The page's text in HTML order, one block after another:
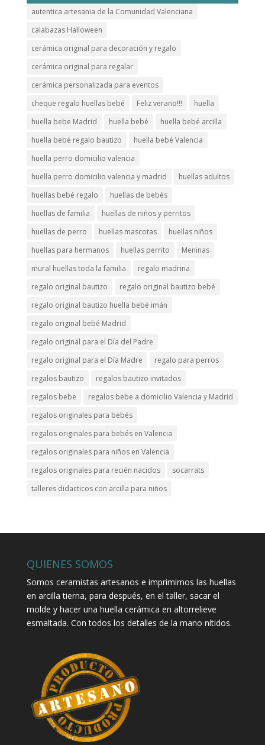
autentica artesania de la Comunidad Valenciana
calabazas Halloween
cerámica original para decoración y regalo
cerámica original para regalar
cerámica personalizada para eventos
cheque regalo huellas bebé
Feliz verano!!!
huella
huella bebe Madrid
huella bebé
huella bebé arcilla
huella bebé regalo bautizo
huella bebé Valencia
huella perro domicilio valencia
huella perro domicilio valencia y madrid
huellas adultos
huellas bebé regalo
huellas de bebés
huellas de familia
huellas de niños y perritos
huellas de perro
huellas mascotas
huellas niños
huellas para hermanos
huellas perrito
Meninas
mural huellas toda la familia
regalo madrina
regalo original bautizo
regalo original bautizo bebé
regalo original bautizo huella bebé imán
regalo original bebé Madrid
regalo original para el Día del Padre
regalo original para el Día Madre
regalo para perros
regalos bautizo
regalos bautizo invitados
regalos bebe
regalos bebe a domicilio Valencia y Madrid
regalos originales para bebés
regalos originales para bebés en Valencia
regalos originales para niños en Valencia
regalos originales para recién nacidos
socarrats
talleres didacticos con arcilla para niños
QUIENES SOMOS
Somos ceramistas artesanos e imprimimos las huellas
en arcilla tierna, para después, en el taller, sacar el
molde y hacer una huella cerámica en altorrelieve
esmaltada. Con todos los detalles de la mano nítidos.